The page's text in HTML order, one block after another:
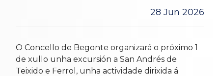
28 Jun 2026
O Concello de Begonte organizará o próximo 1
de xullo unha excursión a San Andrés de
Teixido e Ferrol, unha actividade dirixida á